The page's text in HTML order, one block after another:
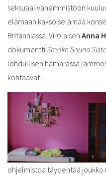
seksuaalivähemmistöön
elämään kaksoiselämää
Britanniassa. Virolaisen Anna
dokumenttiSmoke Sauna
lohdullisen hämärässä
kohtaavat.
ohjelmistoa täydentää